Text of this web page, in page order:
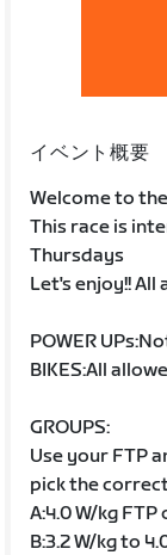
イベント概要
Welcome to
This race is
Thursdays
Let's enjoy!! All
POWER
BIKES:All
GROUPS:
Use your FTP
pick the
A:4.0 W/kg FTP
B:3.2 W/kg to